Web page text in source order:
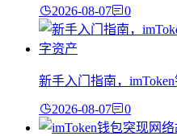
2026-08-07 0
新手入门指南，
2026-08-07 0